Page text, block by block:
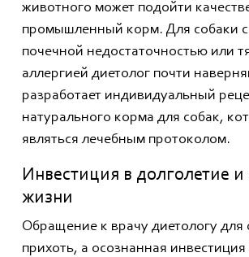
животного может подойти
промышленный корм. Для собаки с
почечной недостаточностью или
аллергией диетолог почти
разработает индивидуальный
натурального корма для собак,
являться лечебным протоколом.
Инвестиция в долголетие и
жизни
Обращение к врачу диетологу для
прихоть, а осознанная